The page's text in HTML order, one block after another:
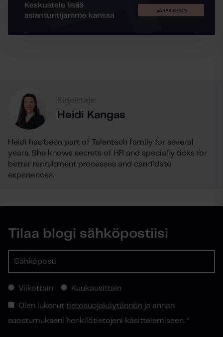
Heidi Kangas
Heidi has been part of Talentech family for several
years. She knows secrets of HR and specially ticks for
better recruitment processes and candidate
experiences.
Tilaa blogi sähköpostiisi
Viikottain Kuukausittain
Olen lukenut tietosuojakäytännön ja annan
suostumukseni henkilötietojeni käsittelemiseen. *